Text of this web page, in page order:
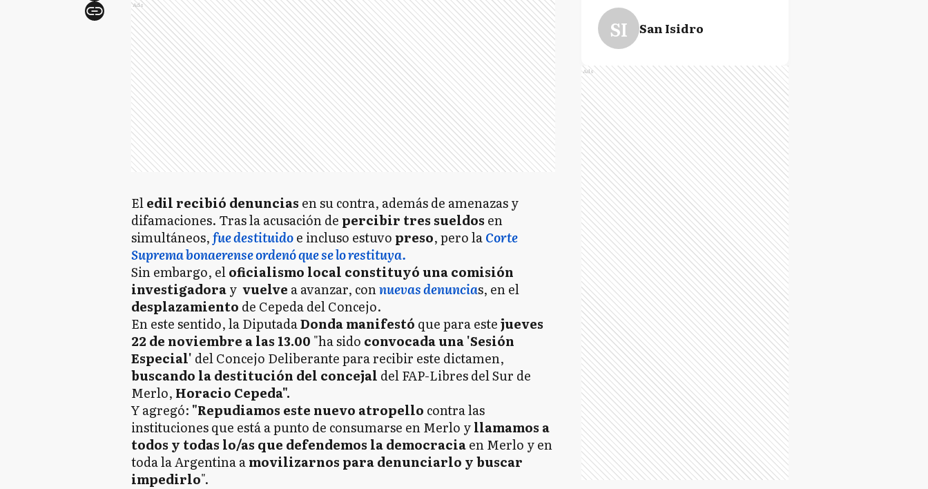
Ads
Eledil recibió denuncias en su contra, además de amenazas y
difamaciones. Tras la acusación de percibir tres sueldos en
simultáneos,fue destituidoe incluso estuvo preso, pero la Corte
Suprema bonaerense ordenó que se lo restituya.
Sin embargo, eloficialismo local constituyó una comisión
investigadoray vuelve a avanzar, connuevas denuncias, en el
desplazamiento de Cepeda del Concejo.
En este sentido, la DiputadaDonda manifestó que para estejueves
22 de noviembre a las 13.00 "ha sido convocada una 'Sesión
Especial' del Concejo Deliberante para recibir este dictamen,
buscando la destitución del concejal del FAP-Libres del Sur de
Merlo, Horacio Cepeda".
Y agregó: "Repudiamos este nuevo atropello contra las
instituciones que está a punto de consumarse en Merlo yllamamos a
todos y todas lo/as que defendemos la democraciaen Merlo y en
toda la Argentina amovilizarnos para denunciarlo y buscar
impedirlo".
SI San Isidro
Ads